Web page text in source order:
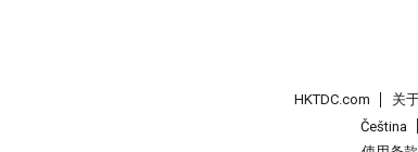
HKTDC.com 关
Čeština